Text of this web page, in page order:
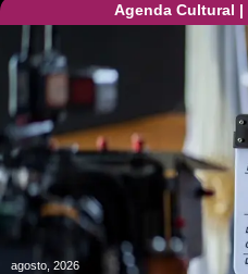
Agenda Cultural |
agosto, 2026